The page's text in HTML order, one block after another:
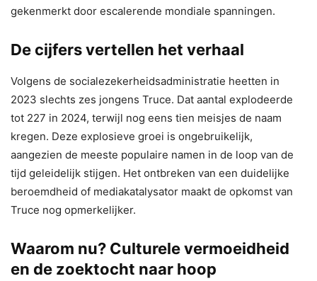
gekenmerkt door escalerende mondiale spanningen.
De cijfers vertellen het verhaal
Volgens de socialezekerheidsadministratie heetten in
2023 slechts zes jongens Truce. Dat aantal explodeerde
tot 227 in 2024, terwijl nog eens tien meisjes de naam
kregen. Deze explosieve groei is ongebruikelijk,
aangezien de meeste populaire namen in de loop van de
tijd geleidelijk stijgen. Het ontbreken van een duidelijke
beroemdheid of mediakatalysator maakt de opkomst van
Truce nog opmerkelijker.
Waarom nu? Culturele vermoeidheid
en de zoektocht naar hoop